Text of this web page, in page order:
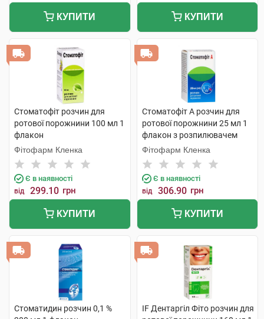
КУПИТИ КУПИТИ
Стоматофіт розчин для
ротової порожнини 100 мл 1
флакон
Фітофарм Кленка
Є в наявності
від 299.10 грн
КУПИТИ
Стоматофіт А розчин для
ротової порожнини 25 мл 1
флакон з розпилювачем
Фітофарм Кленка
Є в наявності
від 306.90 грн
КУПИТИ
Стоматидин розчин 0,1 %
IF Дентаргіл Фіто розчин для